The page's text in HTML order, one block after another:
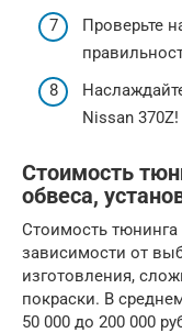
Проверьте
Nissan 370Z!
Стоимость
обвеса,
Стоимость тюнинга
зависимости от
изготовления,
покраски. В
50 000 до 200 000